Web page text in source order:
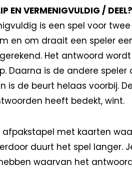
EN VERMENIGVULDIG / DEEL?
is een spel voor
en om draait een speler
Het antwoord
Daarna is de andere
is de beurt helaas voorbij.
heeft bedekt, wint.
afpakstapel met kaarten
duurt het spel langer.
waarvan het